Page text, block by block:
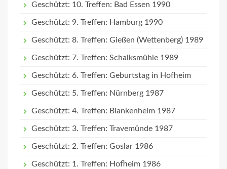
Geschützt: 10. Treffen: Bad Essen 1990
Geschützt: 9. Treffen: Hamburg 1990
Geschützt: 8. Treffen: Gießen (Wettenberg) 1989
Geschützt: 7. Treffen: Schalksmühle 1989
Geschützt: 6. Treffen: Geburtstag in Hofheim
Geschützt: 5. Treffen: Nürnberg 1987
Geschützt: 4. Treffen: Blankenheim 1987
Geschützt: 3. Treffen: Travemünde 1987
Geschützt: 2. Treffen: Goslar 1986
Geschützt: 1. Treffen: Hofheim 1986